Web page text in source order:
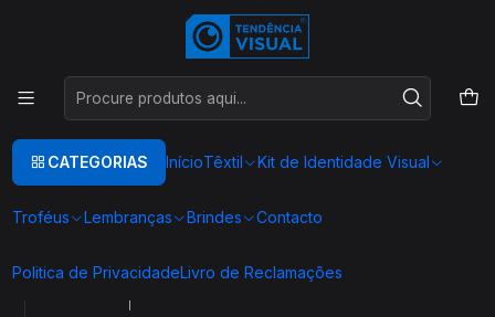
CATEGORIAS InícioTêxtil Kit de Identidade Visual
Troféus Lembranças Brindes Contacto
Politica de PrivacidadeLivro de Reclamações
Este é o texto do slideLer mais
TAPETE RATO
PERSONALIZADO
|